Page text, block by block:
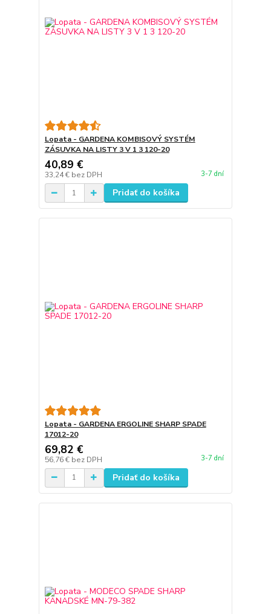
Lopata - GARDENA KOMBISOVÝ SYSTÉM
ZÁSUVKA NA LISTY 3 V 1 3 120-20
40,89 €
33,24 € bez DPH 3-7 dní
Pridať do košíka
Lopata - GARDENA ERGOLINE SHARP SPADE
17012-20
69,82 €
56,76 € bez DPH 3-7 dní
Pridať do košíka